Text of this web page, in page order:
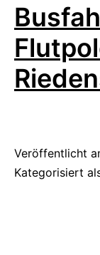
Veröffentlicht
Kategorisiert